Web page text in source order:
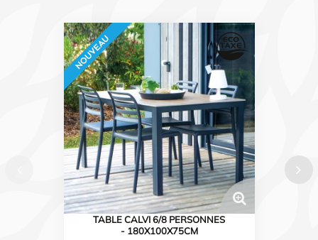
TABLE CALVI 6/8 PERSONNES
- 180X100X75CM